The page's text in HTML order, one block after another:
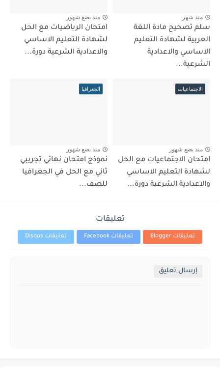
منذ شهر
سلم تصحيح مادة اللغة
العربية لشهادة التعليم
الاساسي والاعدادية
الشرعية...
منذ بضع شهور
امتحان الرياضيات مع الحل
لشهادة التعليم الاساسي
والاعدادية الشرعية دورة...
الاجتماعيات
منذ بضع شهور
امتحان الاجتماعيات مع الحل
لشهادة التعليم الاساسي
والاعدادية الشرعية دورة...
الجغرافيا
منذ بضع شهور
نموذج امتحان نهائي تجريبي
ثاني مع الحل في الجغرافيا
للصف...
تعليقات
تعليقات Blogger تعليقات Facebook تعليقات Disqus
إرسال تعليق